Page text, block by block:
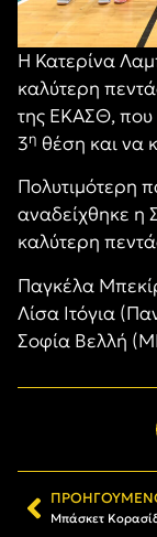
Η Κατερίνα
καλύτερη
της ΕΚΑΣΘ, που
3η θέση και να
Πολυτιμότερη
αναδείχθηκε η
καλύτερη
Παγκέλα
Λίσα Ιτόγια
Σοφία Βελλή